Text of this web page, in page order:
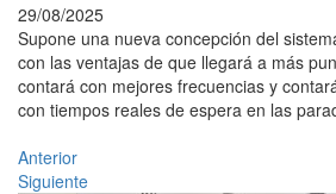
29/08/2025
Supone una nueva concepción del
con las ventajas de que llegará a más
contará con mejores frecuencias y
con tiempos reales de espera en las
Anterior
Siguiente